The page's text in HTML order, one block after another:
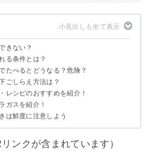
きない？
できない
る条件とは？
のは新鮮なものに限る
あれば生で食べられる
たべるとどうなる？危険？
味い
ある
ごしらえ方法は？
レシピのおすすめを紹介！
ガスを紹介！
艦 （M級 11g～17g 約60本前後）】アスパ
は鮮度に注意しよう
ンクが含まれています）